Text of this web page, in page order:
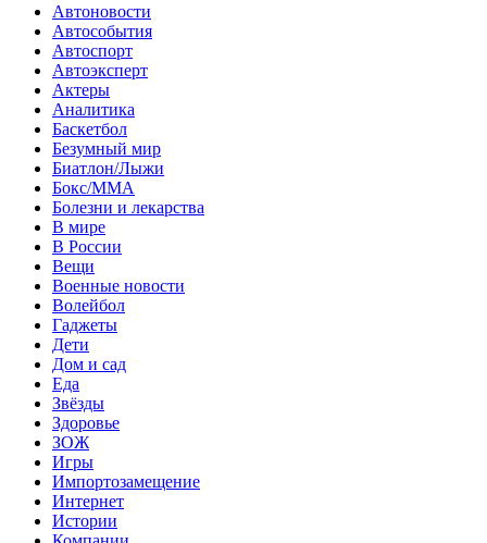
Автоновости
Автособытия
Автоспорт
Автоэксперт
Актеры
Аналитика
Баскетбол
Безумный мир
Биатлон/Лыжи
Бокс/MMA
Болезни и лекарства
В мире
В России
Вещи
Военные новости
Волейбол
Гаджеты
Дети
Дом и сад
Еда
Звёзды
Здоровье
ЗОЖ
Игры
Импортозамещение
Интернет
Истории